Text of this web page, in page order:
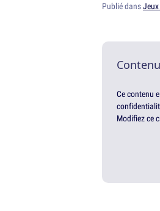
Publié dans
Ce contenu
Modifiez ce